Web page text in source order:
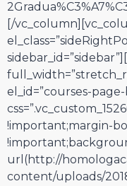
[/
el_id=”courses-page-
!important;margin-
url(http://
content/uploads/